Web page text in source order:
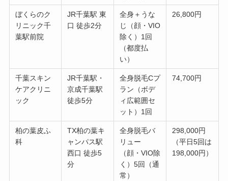
ぼくらのク
リニック千
葉駅前院
JR千葉駅 東
口 徒歩2分
全身＋うな
じ（顔・VIO
除く）1回
（都度払
い）
26,800円
千葉スキン
ケアクリニ
ック
JR千葉駅・
京成千葉駅
徒歩5分
全身脱毛Cプ
ラン（ボデ
ィ広範囲セ
ット）1回
74,700円
柏の葉皮ふ
科
TX柏の葉キ
ャンパス駅
西口 徒歩5
分
全身脱毛バ
リュー
（顔・VIO除
く）5回（通
常）
298,000円
（平日5回は
198,000円）